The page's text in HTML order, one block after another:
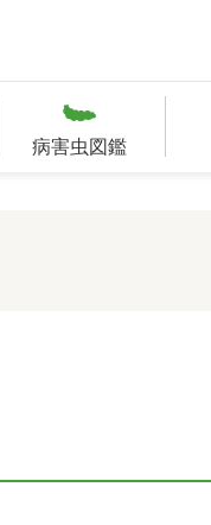
病害虫図鑑